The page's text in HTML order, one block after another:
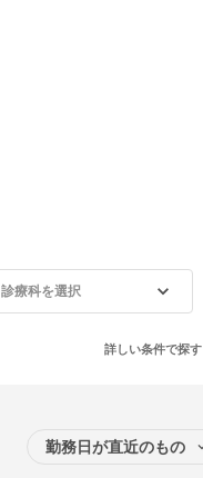
診療科を選択
詳しい条件で探す
勤務日が直近のもの